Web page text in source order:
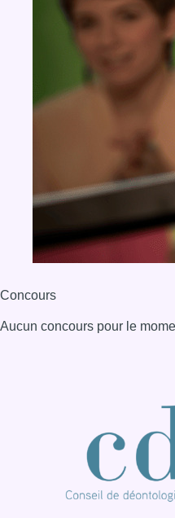
Concours
Aucun concours pour le